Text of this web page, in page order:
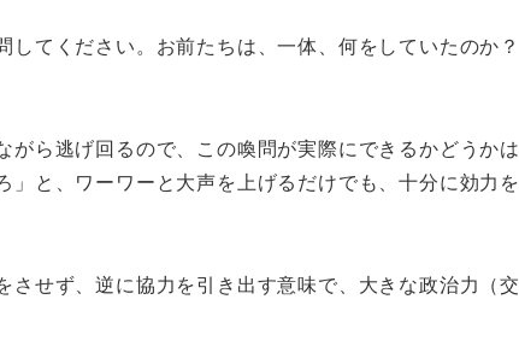
てください。お前たちは、一体、何をしていたのか？
ら逃げ回るので、この喚問が実際にできるかどうかは
と、ワーワーと大声を上げるだけでも、十分に効力を
せず、逆に協力を引き出す意味で、大きな政治力（交